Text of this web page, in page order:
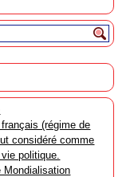
(régime de
considéré comme
politique.
Mondialisation